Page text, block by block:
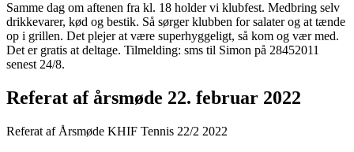
Samme dag om aftenen fra kl. 18 holder vi klubfest. Medbring selv
drikkevarer, kød og bestik. Så sørger klubben for salater og at tænde
op i grillen. Det plejer at være superhyggeligt, så kom og vær med.
Det er gratis at deltage. Tilmelding: sms til Simon på 28452011
senest 24/8.
Referat af årsmøde 22. februar 2022
Referat af Årsmøde KHIF Tennis 22/2 2022